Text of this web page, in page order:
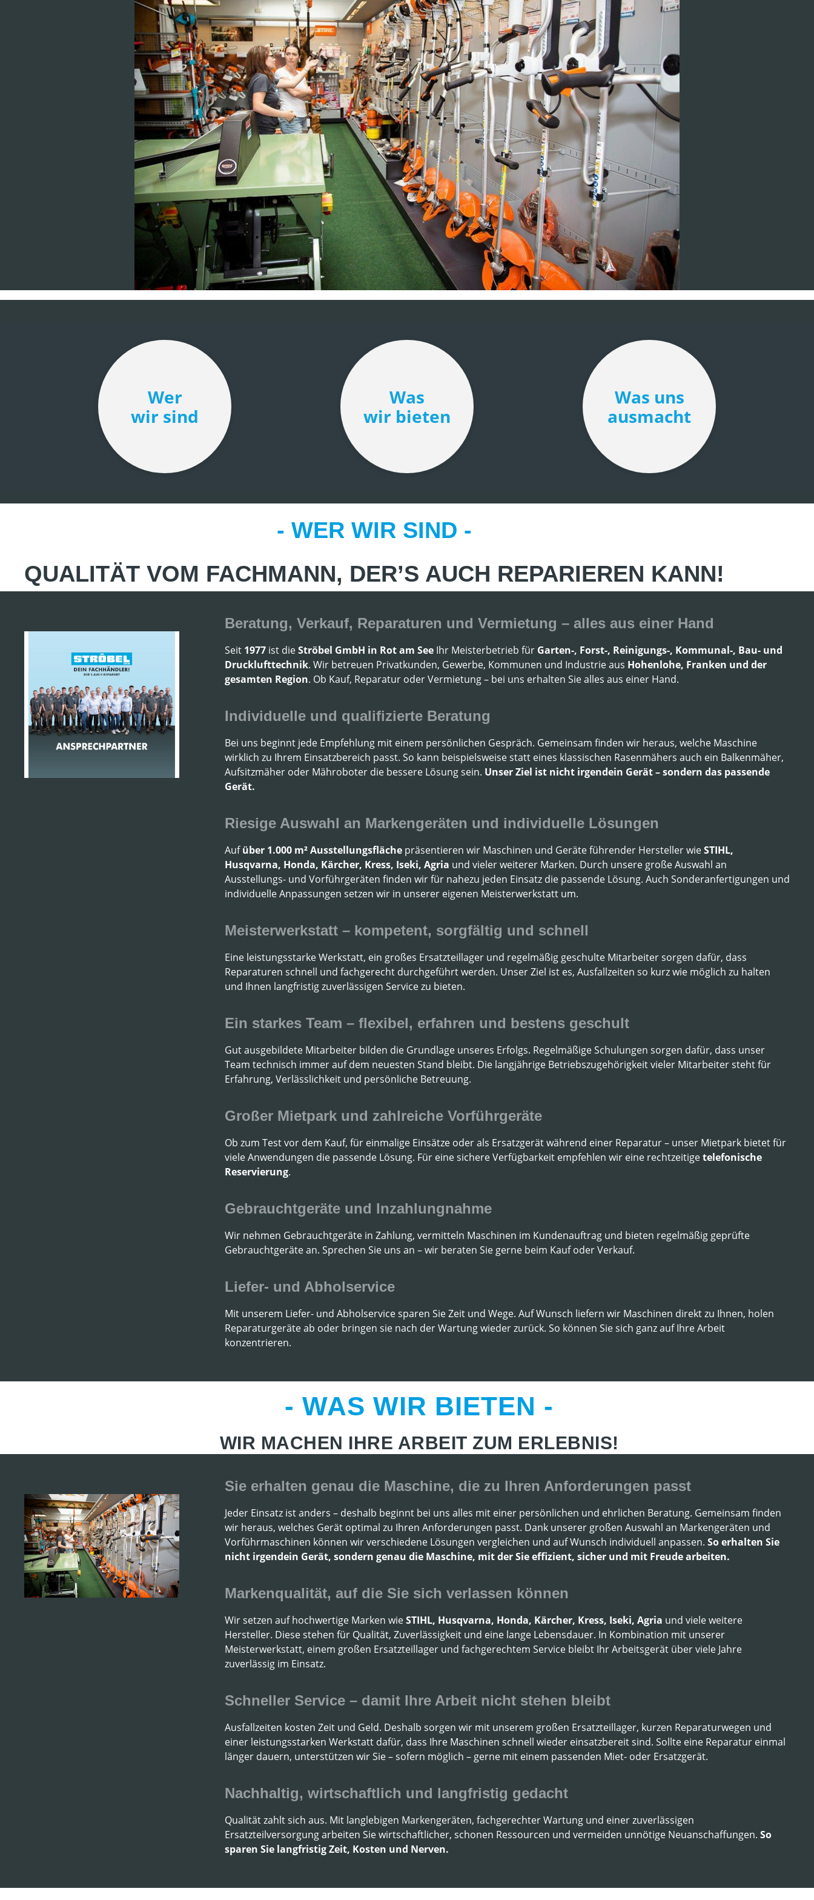
Wer
wir sind
Was
wir bieten
Was uns
ausmacht
- WER WIR SIND -
QUALITÄT VOM FACHMANN, DER’S AUCH REPARIEREN KANN!
Beratung, Verkauf, Reparaturen und Vermietung – alles aus einer Hand
Seit 1977 ist dieStröbel GmbH in Rot am See Ihr Meisterbetrieb für Garten-, Forst-, Reinigungs-, Kommunal-, Bau- und
Drucklufttechnik. Wir betreuen Privatkunden, Gewerbe, Kommunen und Industrie aus Hohenlohe, Franken und der
gesamten Region. Ob Kauf, Reparatur oder Vermietung – bei uns erhalten Sie alles aus einer Hand.
Individuelle und qualifizierte Beratung
Bei uns beginnt jede Empfehlung mit einem persönlichen Gespräch. Gemeinsam finden wir heraus, welche Maschine
wirklich zu Ihrem Einsatzbereich passt. So kann beispielsweise statt eines klassischen Rasenmähers auch ein Balkenmäher,
Aufsitzmäher oder Mähroboter die bessere Lösung sein. Unser Ziel ist nicht irgendein Gerät – sondern das passende
Gerät.
Riesige Auswahl an Markengeräten und individuelle Lösungen
Aufüber 1.000 m² Ausstellungsfläche präsentieren wir Maschinen und Geräte führender Hersteller wieSTIHL,
Husqvarna, Honda, Kärcher, Kress, Iseki, Agria und vieler weiterer Marken. Durch unsere große Auswahl an
Ausstellungs- und Vorführgeräten finden wir für nahezu jeden Einsatz die passende Lösung. Auch Sonderanfertigungen und
individuelle Anpassungen setzen wir in unserer eigenen Meisterwerkstatt um.
Meisterwerkstatt – kompetent, sorgfältig und schnell
Eine leistungsstarke Werkstatt, ein großes Ersatzteillager und regelmäßig geschulte Mitarbeiter sorgen dafür, dass
Reparaturen schnell und fachgerecht durchgeführt werden. Unser Ziel ist es, Ausfallzeiten so kurz wie möglich zu halten
und Ihnen langfristig zuverlässigen Service zu bieten.
Ein starkes Team – flexibel, erfahren und bestens geschult
Gut ausgebildete Mitarbeiter bilden die Grundlage unseres Erfolgs. Regelmäßige Schulungen sorgen dafür, dass unser
Team technisch immer auf dem neuesten Stand bleibt. Die langjährige Betriebszugehörigkeit vieler Mitarbeiter steht für
Erfahrung, Verlässlichkeit und persönliche Betreuung.
Großer Mietpark und zahlreiche Vorführgeräte
Ob zum Test vor dem Kauf, für einmalige Einsätze oder als Ersatzgerät während einer Reparatur – unser Mietpark bietet für
viele Anwendungen die passende Lösung. Für eine sichere Verfügbarkeit empfehlen wir eine rechtzeitigetelefonische
Reservierung.
Gebrauchtgeräte und Inzahlungnahme
Wir nehmen Gebrauchtgeräte in Zahlung, vermitteln Maschinen im Kundenauftrag und bieten regelmäßig geprüfte
Gebrauchtgeräte an. Sprechen Sie uns an – wir beraten Sie gerne beim Kauf oder Verkauf.
Liefer- und Abholservice
Mit unserem Liefer- und Abholservice sparen Sie Zeit und Wege. Auf Wunsch liefern wir Maschinen direkt zu Ihnen, holen
Reparaturgeräte ab oder bringen sie nach der Wartung wieder zurück. So können Sie sich ganz auf Ihre Arbeit
konzentrieren.
- WAS WIR BIETEN -
WIR MACHEN IHRE ARBEIT ZUM ERLEBNIS!
Sie erhalten genau die Maschine, die zu Ihren Anforderungen passt
Jeder Einsatz ist anders – deshalb beginnt bei uns alles mit einer persönlichen und ehrlichen Beratung. Gemeinsam finden
wir heraus, welches Gerät optimal zu Ihren Anforderungen passt. Dank unserer großen Auswahl an Markengeräten und
Vorführmaschinen können wir verschiedene Lösungen vergleichen und auf Wunsch individuell anpassen. So erhalten Sie
nicht irgendein Gerät, sondern genau die Maschine, mit der Sie effizient, sicher und mit Freude arbeiten.
Markenqualität, auf die Sie sich verlassen können
Wir setzen auf hochwertige Marken wieSTIHL, Husqvarna, Honda, Kärcher, Kress, Iseki, Agria und viele weitere
Hersteller. Diese stehen für Qualität, Zuverlässigkeit und eine lange Lebensdauer. In Kombination mit unserer
Meisterwerkstatt, einem großen Ersatzteillager und fachgerechtem Service bleibt Ihr Arbeitsgerät über viele Jahre
zuverlässig im Einsatz.
Schneller Service – damit Ihre Arbeit nicht stehen bleibt
Ausfallzeiten kosten Zeit und Geld. Deshalb sorgen wir mit unserem großen Ersatzteillager, kurzen Reparaturwegen und
einer leistungsstarken Werkstatt dafür, dass Ihre Maschinen schnell wieder einsatzbereit sind. Sollte eine Reparatur einmal
länger dauern, unterstützen wir Sie – sofern möglich – gerne mit einem passenden Miet- oder Ersatzgerät.
Nachhaltig, wirtschaftlich und langfristig gedacht
Qualität zahlt sich aus. Mit langlebigen Markengeräten, fachgerechter Wartung und einer zuverlässigen
Ersatzteilversorgung arbeiten Sie wirtschaftlicher, schonen Ressourcen und vermeiden unnötige Neuanschaffungen. So
sparen Sie langfristig Zeit, Kosten und Nerven.